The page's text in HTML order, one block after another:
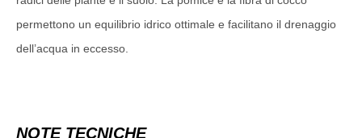
permettono un equilibrio idrico ottimale e facilitano il drenaggio
dell’acqua in eccesso.
NOTE TECNICHE